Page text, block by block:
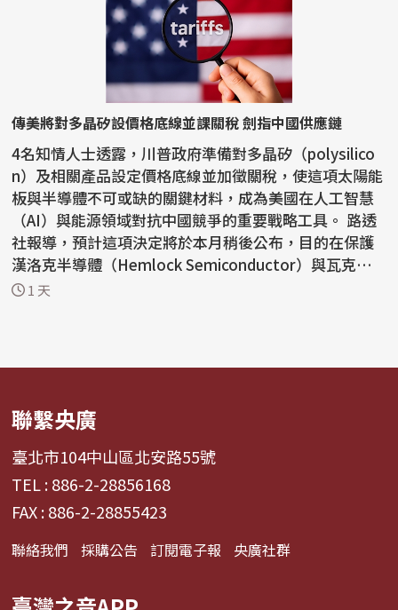
傳美將對多晶矽設價格底線並課關稅 劍指中國供應鏈
4名知情人士透露，川普政府準備對多晶矽（polysilico
n）及相關產品設定價格底線並加徵關稅，使這項太陽能
板與半導體不可或缺的關鍵材料，成為美國在人工智慧
（AI）與能源領域對抗中國競爭的重要戰略工具。 路透
社報導，預計這項決定將於本月稍後公布，目的在保護
漢洛克半導體（Hemlock Semiconductor）與瓦克化
學（W...
1 天
聯繫央廣
臺北市104中山區北安路55號
TEL : 886-2-28856168
FAX : 886-2-28855423
聯絡我們 採購公告 訂閱電子報 央廣社群